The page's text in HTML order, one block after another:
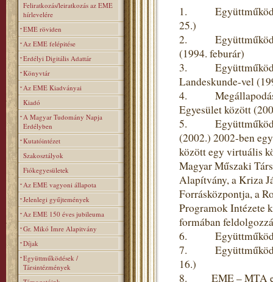
Feliratkozás/leiratkozás az EME
hírlevelére
EME röviden
Az EME felépitése
Erdélyi Digitális Adattár
Könyvtár
Az EME Kiadványai
Kiadó
A Magyar Tudomány Napja
Erdélyben
Kutatóintézet
Szakosztályok
Fiókegyesületek
Az EME vagyoni állapota
Jelenlegi gyűjtemények
Az EME 150 éves jubileuma
Gr. Mikó Imre Alapitvány
Díjak
Együttműködések /
Társintézmények
1. Együttműködési
25.)
2. Együttműködési
(1994. feburár)
3. Együttműködési
Landeskunde-vel
4. Megállapodás a
Egyesület között
5. Együttműködés
(2002.) 2002-ben
között egy virtuális
Magyar Műszaki
Alapítvány, a Kriza
Forrásközpontja, a
Programok Intézete
formában
6. Együttműködési
7. Együttműködési
16.)
8. EME – MTA